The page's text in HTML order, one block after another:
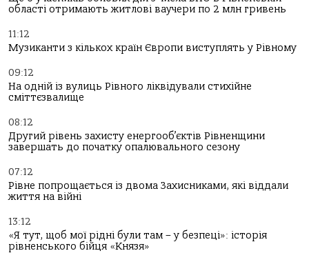
області отримають житлові ваучери по 2 млн гривень
11:12
Музиканти з кількох країн Європи виступлять у Рівному
09:12
На одній із вулиць Рівного ліквідували стихійне
сміттєзвалище
08:12
Другий рівень захисту енергооб’єктів Рівненщини
завершать до початку опалювального сезону
07:12
Рівне попрощається із двома Захисниками, які віддали
життя на війні
13:12
«Я тут, щоб мої рідні були там – у безпеці»: історія
рівненського бійця «Князя»